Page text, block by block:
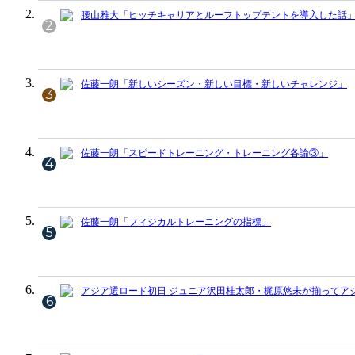
2
腰山雅大「ヒッチキャリアとルーフトップテントを導入した話」
3
佐藤一朗「新しいシーズン・新しい目標・新しいチャレンジ」
4
佐藤一朗「スピードトレーニング・トレーニング各論③」
5
佐藤一朗「フィジカルトレーニングの指標」
6
アジア選ロード初日 ジュニア沢田桂太郎・梶原悠未が揃ってア